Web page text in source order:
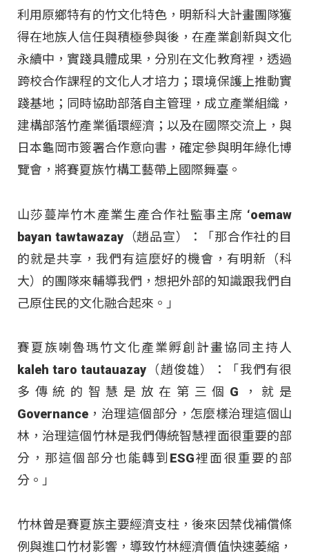
利用原鄉特有的竹文化特色，明新科大計畫團隊獲
得在地族人信任與積極參與後，在產業創新與文化
永續中，實踐具體成果，分別在文化教育裡，透過
跨校合作課程的文化人才培力；環境保護上推動實
踐基地；同時協助部落自主管理，成立產業組織，
建構部落竹產業循環經濟；以及在國際交流上，與
日本龜岡市簽署合作意向書，確定參與明年綠化博
覽會，將賽夏族竹構工藝帶上國際舞臺。
山莎蔓岸竹木產業生產合作社監事主席 ‘oemaw
bayan tawtawazay（趙品宣）：「那合作社的目
的就是共享，我們有這麼好的機會，有明新（科
大）的團隊來輔導我們，想把外部的知識跟我們自
己原住民的文化融合起來。」
賽夏族喇魯瑪竹文化產業孵創計畫協同主持人
kaleh taro tautauazay（趙俊雄）：「我們有很
多傳統的智慧是放在第三個G，就是
Governance，治理這個部分，怎麼樣治理這個山
林，治理這個竹林是我們傳統智慧裡面很重要的部
分，那這個部分也能轉到ESG裡面很重要的部
分。」
竹林曾是賽夏族主要經濟支柱，後來因禁伐補償條
例與進口竹材影響，導致竹林經濟價值快速萎縮，